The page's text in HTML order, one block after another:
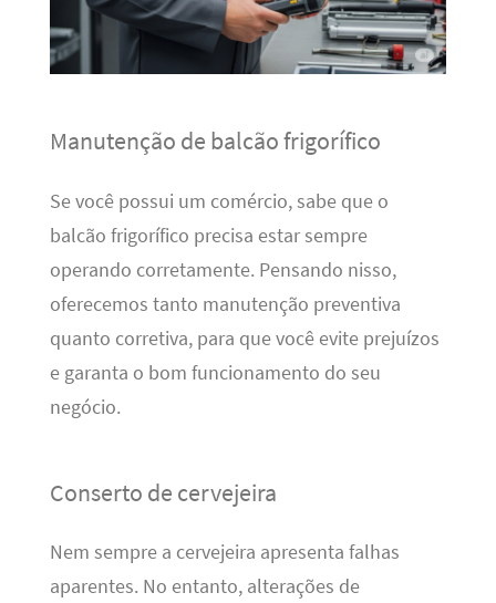
Manutenção de balcão frigorífico
Se você possui um comércio, sabe que o
balcão frigorífico precisa estar sempre
operando corretamente. Pensando nisso,
oferecemos tanto manutenção preventiva
quanto corretiva, para que você evite prejuízos
e garanta o bom funcionamento do seu
negócio.
Conserto de cervejeira
Nem sempre a cervejeira apresenta falhas
aparentes. No entanto, alterações de